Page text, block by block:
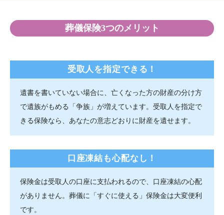
葬儀保険3つのメリット
受取人を指定できる！
遺書を書いていない場合に、亡くなった方の財産の分け方
で遺族がもめる「争族」が増えています。受取人を指定で
きる保険なら、あなたの意志どおりに財産を遺せます。
口座凍結も心配なし！
保険金は受取人の口座に支払われるので、口座凍結の心配
がありません。葬儀に「すぐに使える」保険金は大変便利
です。